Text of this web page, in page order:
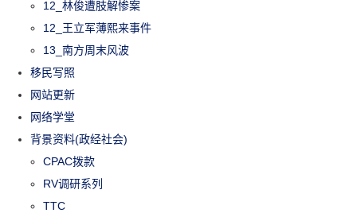
12_林俊遭肢解惨案
12_王立军薄熙来事件
13_南方周末风波
移民写照
网站更新
网络学堂
背景资料(政经社会)
CPAC拨款
RV调研系列
TTC